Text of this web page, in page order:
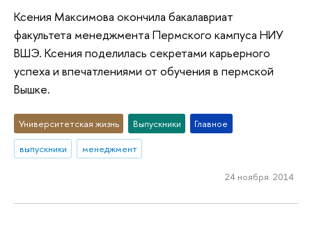
Ксения Максимова окончила бакалавриат
факультета менеджмента Пермского кампуса НИУ
ВШЭ. Ксения поделилась секретами карьерного
успеха и впечатлениями от обучения в пермской
Вышке.
Университетская жизнь Выпускники
Главное
выпускники
менеджмент
24 ноября 2014